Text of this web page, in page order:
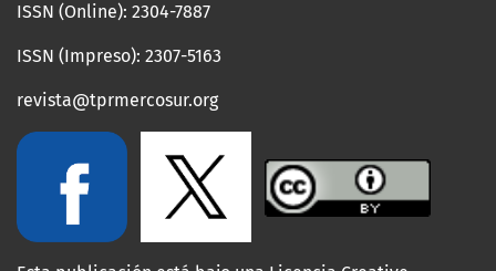
ISSN (Online): 2304-7887
ISSN (Impreso): 2307-5163
revista@tprmercosur.org